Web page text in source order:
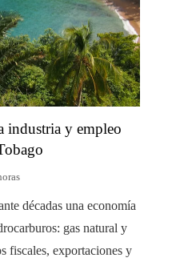
industria y empleo
décadas una economía
gas natural y
fiscales, exportaciones y